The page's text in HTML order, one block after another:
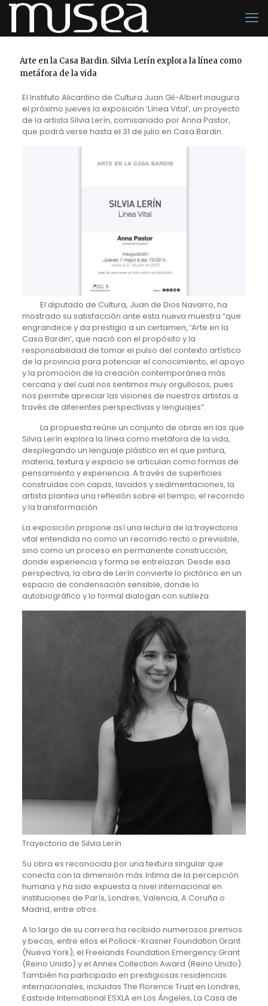
Arte en la Casa Bardin. Silvia Lerín explora la línea como
metáfora de la vida
El Instituto Alicantino de Cultura Juan Gil-Albert inaugura
el próximo jueves la exposición ‘Línea Vital’, un proyecto
de la artista Silvia Lerín, comisariado por Anna Pastor,
que podrá verse hasta el 31 de julio en Casa Bardin.
El diputado de Cultura, Juan de Dios Navarro, ha
mostrado su satisfacción ante esta nueva muestra “que
engrandece y da prestigio a un certamen, ‘Arte en la
Casa Bardin’, que nació con el propósito y la
responsabilidad de tomar el pulso del contexto artístico
de la provincia para potenciar el conocimiento, el apoyo
y la promoción de la creación contemporánea más
cercana y del cual nos sentimos muy orgullosos, pues
nos permite apreciar las visiones de nuestros artistas a
través de diferentes perspectivas y lenguajes”.
La propuesta reúne un conjunto de obras en las que
Silvia Lerín explora la línea como metáfora de la vida,
desplegando un lenguaje plástico en el que pintura,
materia, textura y espacio se articulan como formas de
pensamiento y experiencia. A través de superficies
construidas con capas, lavados y sedimentaciones, la
artista plantea una reflexión sobre el tiempo, el recorrido
y la transformación.
La exposición propone así una lectura de la trayectoria
vital entendida no como un recorrido recto o previsible,
sino como un proceso en permanente construcción,
donde experiencia y forma se entrelazan. Desde esa
perspectiva, la obra de Lerín convierte lo pictórico en un
espacio de condensación sensible, donde lo
autobiográfico y lo formal dialogan con sutileza.
Trayectoria de Silvia Lerín
Su obra es reconocida por una textura singular que
conecta con la dimensión más íntima de la percepción
humana y ha sido expuesta a nivel internacional en
instituciones de París, Londres, Valencia, A Coruña o
Madrid, entre otros.
A lo largo de su carrera ha recibido numerosos premios
y becas, entre ellos el Pollock-Krasner Foundation Grant
(Nueva York), el Freelands Foundation Emergency Grant
(Reino Unido) y el Annex Collection Award (Reino Unido).
También ha participado en prestigiosas residencias
internacionales, incluidas The Florence Trust en Londres,
Eastside International ESXLA en Los Ángeles, La Casa de